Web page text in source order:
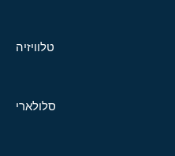
טלוויזיה
סלולארי